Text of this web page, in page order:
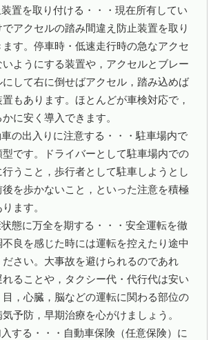
置を取り付ける・・・現在所有してい
アクセルの踏み間違え防止装置を取り
す。停車時・低速走行時の急なアクセ
ようにする装置や，アクセルとブレー
して右に倒せばアクセル，踏み込めば
もあります。ほとんどが車検対応で，
に安く導入できます。
の出入りに注意する・・・駐車場内で
です。ドライバーとして駐車場内での
うこと，歩行者として駐車しようとし
を歩かないこと，といった注意を積極
ます。
態に万全を期する・・・安全運転を徹
良を感じた時には運転を控えたり途中
さい。大事故を避けられるのであれ
ることや，タクシー代・代行代は安い
目，心臓，脳などの運転に関わる部位の
予防，早期治療を心がけましょう。
する・・・自動車保険（任意保険）に